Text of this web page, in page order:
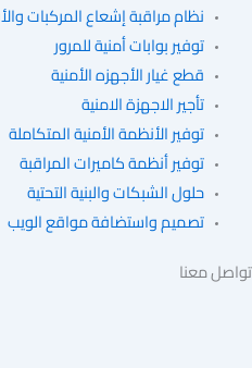
نظام مراقبة إشعاع المركبات والأفراد
توفير بوابات أمنية للمرور
قطع غيار الأجهزه الأمنية
تأجير الاجهزة الامنية
توفير الأنظمة الأمنية المتكاملة
توفير أنظمة كاميرات المراقبة
حلول الشبكات والبنية التحتية
تصميم واستضافة مواقع الويب
معنا